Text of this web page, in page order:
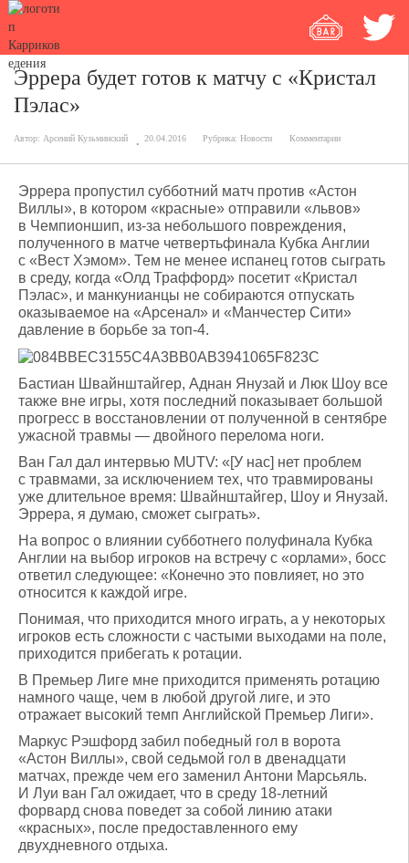
Эррера будет готов к матчу с «Кристал
Пэлас»
Автор: Арсений Кузьминский 20.04.2016 Рубрика: Новости Комментарии
Эррера пропустил субботний матч против «Астон
Виллы», в котором «красные» отправили «львов»
в Чемпионшип, из-за небольшого повреждения,
полученного в матче четвертьфинала Кубка Англии
с «Вест Хэмом». Тем не менее испанец готов сыграть
в среду, когда «Олд Траффорд» посетит «Кристал
Пэлас», и манкунианцы не собираются отпускать
оказываемое на «Арсенал» и «Манчестер Сити»
давление в борьбе за топ-4.
Бастиан Швайнштайгер, Аднан Янузай и Люк Шоу все
также вне игры, хотя последний показывает большой
прогресс в восстановлении от полученной в сентябре
ужасной травмы — двойного перелома ноги.
Ван Гал дал интервью MUTV: «[У нас] нет проблем
с травмами, за исключением тех, что травмированы
уже длительное время: Швайнштайгер, Шоу и Янузай.
Эррера, я думаю, сможет сыграть».
На вопрос о влиянии субботнего полуфинала Кубка
Англии на выбор игроков на встречу с «орлами», босс
ответил следующее: «Конечно это повлияет, но это
относится к каждой игре.
Понимая, что приходится много играть, а у некоторых
игроков есть сложности с частыми выходами на поле,
приходится прибегать к ротации.
В Премьер Лиге мне приходится применять ротацию
намного чаще, чем в любой другой лиге, и это
отражает высокий темп Английской Премьер Лиги».
Маркус Рэшфорд забил победный гол в ворота
«Астон Виллы», свой седьмой гол в двенадцати
матчах, прежде чем его заменил Антони Марсьяль.
И Луи ван Гал ожидает, что в среду 18-летний
форвард снова поведет за собой линию атаки
«красных», после предоставленного ему
двухдневного отдыха.